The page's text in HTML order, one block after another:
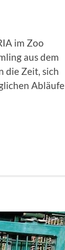
im Zoo
aus dem
die Zeit, sich
Abläufe